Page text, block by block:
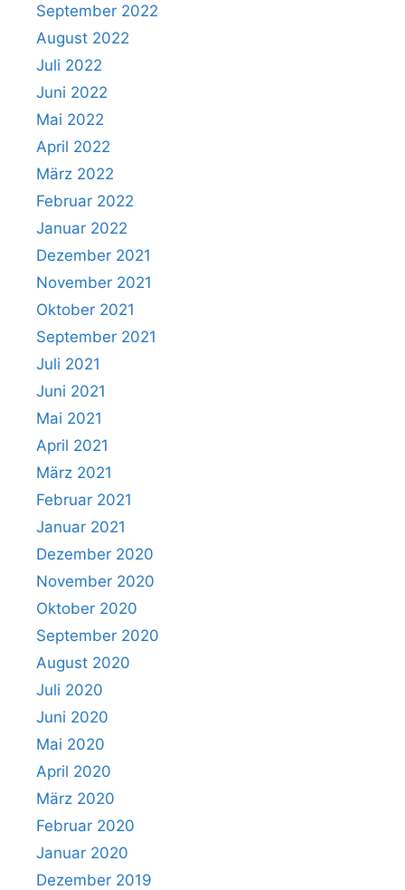
September 2022
August 2022
Juli 2022
Juni 2022
Mai 2022
April 2022
März 2022
Februar 2022
Januar 2022
Dezember 2021
November 2021
Oktober 2021
September 2021
Juli 2021
Juni 2021
Mai 2021
April 2021
März 2021
Februar 2021
Januar 2021
Dezember 2020
November 2020
Oktober 2020
September 2020
August 2020
Juli 2020
Juni 2020
Mai 2020
April 2020
März 2020
Februar 2020
Januar 2020
Dezember 2019